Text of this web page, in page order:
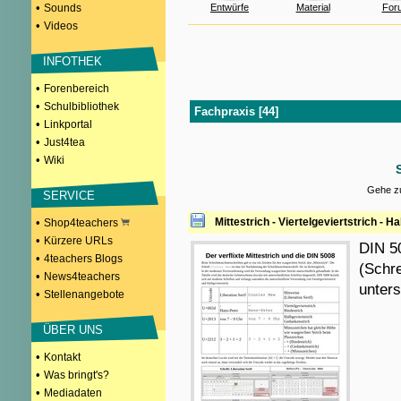
• Sounds
• Videos
INFOTHEK
• Forenbereich
• Schulbibliothek
• Linkportal
• Just4tea
• Wiki
SERVICE
• Shop4teachers
• Kürzere URLs
• 4teachers Blogs
• News4teachers
• Stellenangebote
ÜBER UNS
• Kontakt
• Was bringt's?
• Mediadaten
Entwürfe Material
Fachpraxis [44]
Gehe
Mittestrich - Viertelgeviertstrich -
DIN